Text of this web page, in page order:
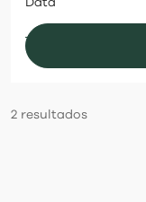
visit
Data
2 resultados